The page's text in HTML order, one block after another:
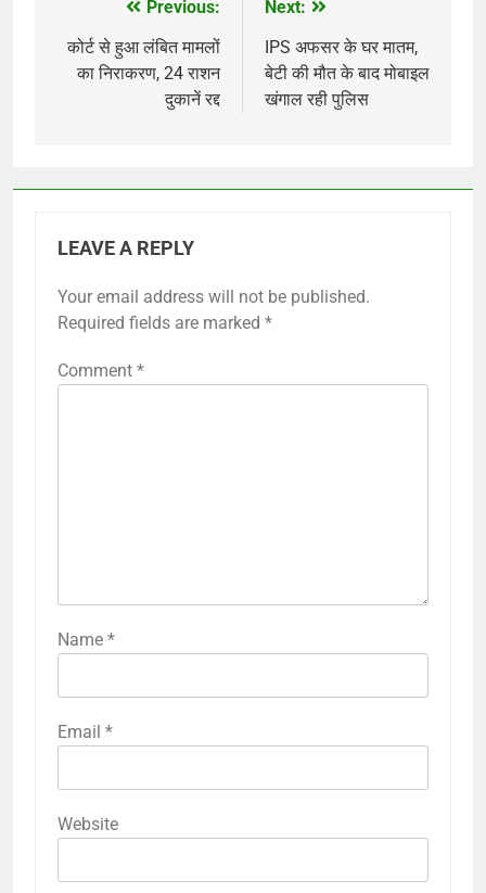
navigation
Previous:
कोर्ट से हुआ लंबित मामलों
का निराकरण, 24 राशन
दुकानें रद्द
Next:
IPS अफसर के घर मातम,
बेटी की मौत के बाद मोबाइल
खंगाल रही पुलिस
LEAVE A REPLY
Your email address will not be published.
Required fields are marked *
Comment *
Name *
Email *
Website